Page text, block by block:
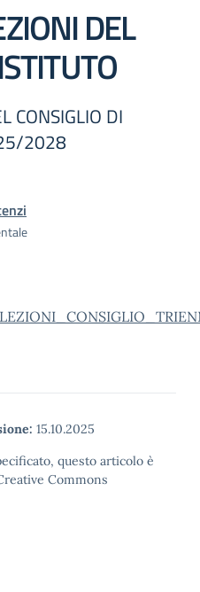
DEL
CONSIGLIO DI
2028
15.10.2025
questo articolo è
Commons